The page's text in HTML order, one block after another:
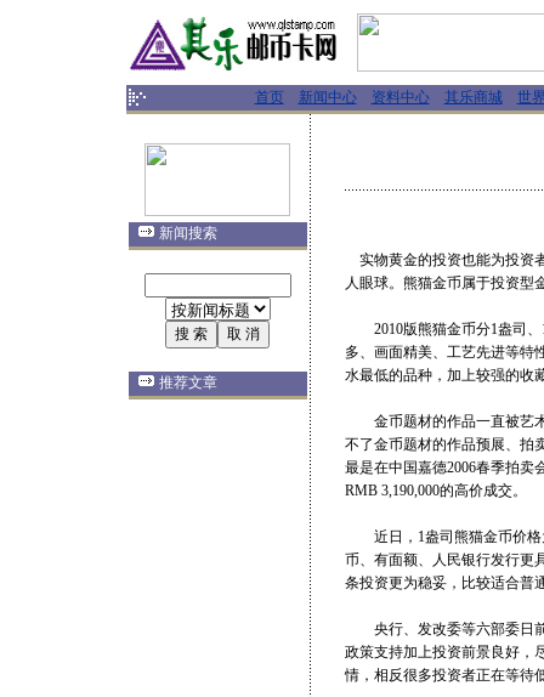
首页 新闻中心 资料中心 其乐商城 世
新闻搜索
推荐文章
实物黄金的投资也能为投资
人眼球。熊猫金币属于投资型
2010版熊猫金币分1盎司、
多、画面精美、工艺先进等特
水最低的品种，加上较强的收
金币题材的作品一直被艺术
不了金币题材的作品预展、拍
最是在中国嘉德2006春季拍卖
RMB 3,190,000的高价成交。
近日，1盎司熊猫金币价格
币、有面额、人民银行发行更
条投资更为稳妥，比较适合
央行、发改委等六部委日前
政策支持加上投资前景良好，
情，相反很多投资者正在等